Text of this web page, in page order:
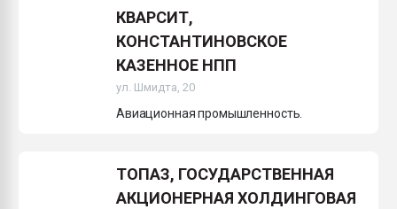
КВАРСИТ,
КОНСТАНТИНОВСКОЕ
КАЗЕННОЕ НПП
ул. Шмидта, 20
Авиационная промышленность.
ТОПАЗ, ГОСУДАРСТВЕННАЯ
АКЦИОНЕРНАЯ ХОЛДИНГОВАЯ